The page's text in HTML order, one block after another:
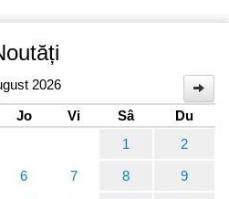
2026
Jo Vi Sâ
Du
1
2
6 7 8 9